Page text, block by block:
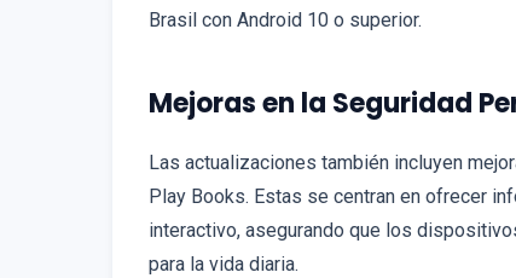
Brasil con Android 10 o superior.
Mejoras en la Seguridad
Las actualizaciones también incluyen
Play Books. Estas se centran en ofrecer
interactivo, asegurando que los
para la vida diaria.